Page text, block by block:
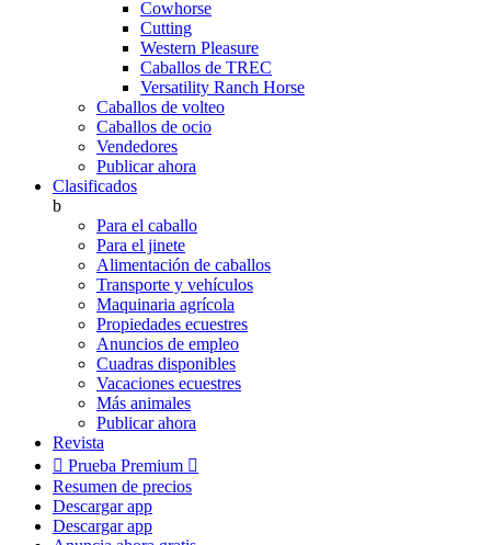
Cowhorse
Cutting
Western Pleasure
Caballos de TREC
Versatility Ranch Horse
Caballos de volteo
Caballos de ocio
Vendedores
Publicar ahora
Clasificados
b
Para el caballo
Para el jinete
Alimentación de caballos
Transporte y vehículos
Maquinaria agrícola
Propiedades ecuestres
Anuncios de empleo
Cuadras disponibles
Vacaciones ecuestres
Más animales
Publicar ahora
Revista
 Prueba Premium 
Resumen de precios
Descargar app
Descargar app